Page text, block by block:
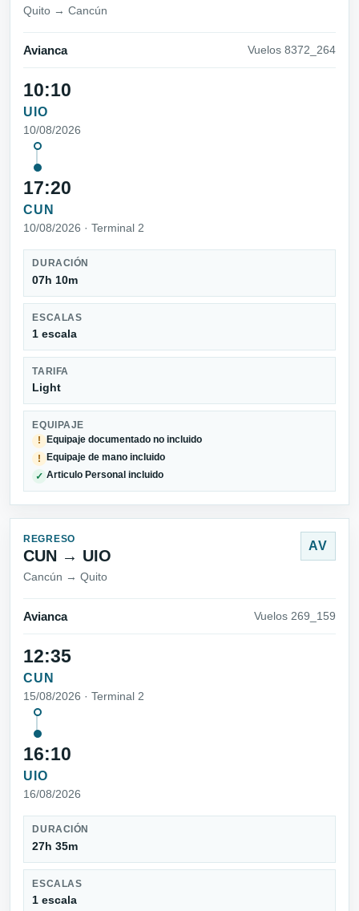
Quito → Cancún
Avianca Vuelos 8372_264
10:10
UIO
10/08/2026
17:20
CUN
10/08/2026 · Terminal 2
DURACIÓN
07h 10m
ESCALAS
1 escala
TARIFA
Light
EQUIPAJE
!
Equipaje documentado no incluido
! Equipaje de mano incluido
✓ Articulo Personal incluido
REGRESO
CUN → UIO
Cancún → Quito
AV
Avianca Vuelos 269_159
12:35
CUN
15/08/2026 · Terminal 2
16:10
UIO
16/08/2026
DURACIÓN
27h 35m
ESCALAS
1 escala